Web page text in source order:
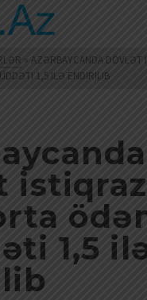
» AZƏRBAYCANDA DÖVLƏT
1,5 ILƏ ENDIRILIB
1,5